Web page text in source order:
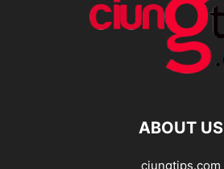
ABOUT US
ciungtips.com